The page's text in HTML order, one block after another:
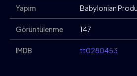
Yapım Babylonian
Görüntülenme 147
IMDB tt0280453